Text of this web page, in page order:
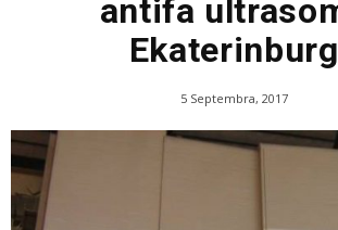
antifa
5 Septembra, 2017